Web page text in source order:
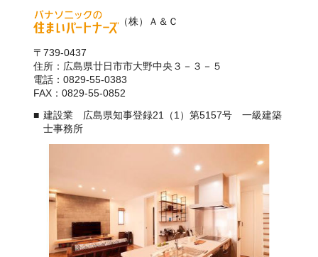
（株）Ａ＆Ｃ
〒739-0437
住所：広島県廿日市市大野中央３－３－５
電話：0829-55-0383
FAX：0829-55-0852
建設業 広島県知事登録21（1）第5157号 一級建築
士事務所